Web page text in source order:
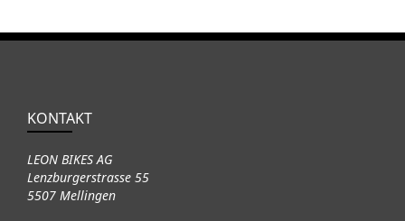
KONTAKT
LEON BIKES AG
Lenzburgerstrasse 55
5507 Mellingen